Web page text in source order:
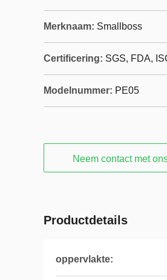
Merknaam: Smallboss
Certificering: SGS, FDA,
Modelnummer: PE05
Neem contact met
Productdetails
oppervlakte: